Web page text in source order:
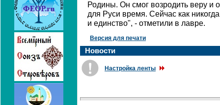
Родины. Он смог возродить веру и
для Руси время. Сейчас как
и единство", - отметили в лавре.
Версия для печати
Новости
Настройка ленты